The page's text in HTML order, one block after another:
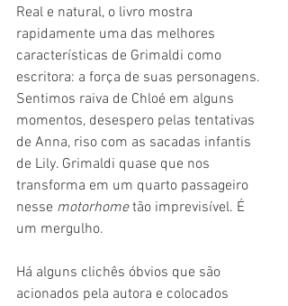
Real e natural, o livro mostra
rapidamente uma das melhores
características de Grimaldi como
escritora: a força de suas personagens.
Sentimos raiva de Chloé em alguns
momentos, desespero pelas tentativas
de Anna, riso com as sacadas infantis
de Lily. Grimaldi quase que nos
transforma em um quarto passageiro
nesse motorhome tão imprevisível. É
um mergulho.
Há alguns clichês óbvios que são
acionados pela autora e colocados